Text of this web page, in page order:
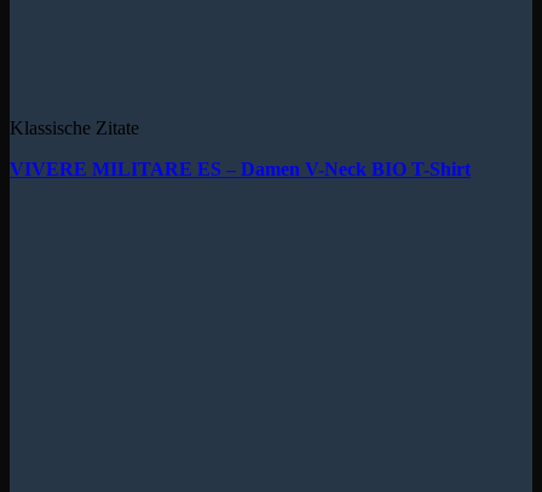
Klassische Zitate
VIVERE MILITARE ES – Damen V-Neck BIO T-Shirt